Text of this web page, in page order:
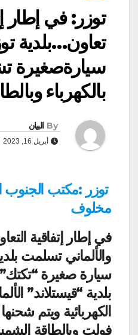
توزر: في إطار
تعاون…بلدية
سيارةصغيرة
بالكهرباء
By البيان
أبريل 16, 2023
توزر :مكتب
مخلوف
في إطار إتفاقية
والألماني تسلمت
سيارة صغيرة
بلدية “قيستلاند”
فولت وبالطاقة